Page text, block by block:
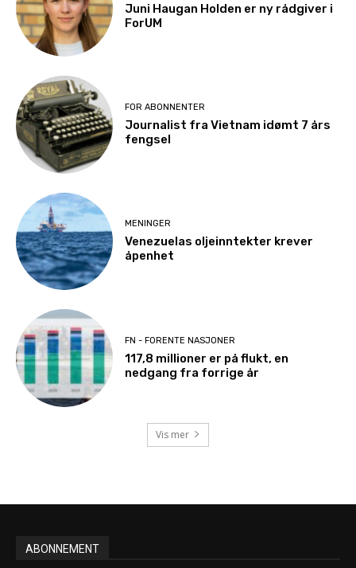
Juni Haugan Holden er ny rådgiver i
ForUM
FOR ABONNENTER
Journalist fra Vietnam idømt 7 års
fengsel
MENINGER
Venezuelas oljeinntekter krever
åpenhet
FN - FORENTE NASJONER
117,8 millioner er på flukt, en
nedgang fra forrige år
Vis mer
ABONNEMENT